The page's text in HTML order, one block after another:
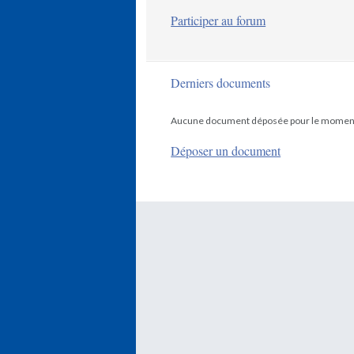
Participer au forum
Derniers documents
Aucune document déposée pour le
Déposer un document